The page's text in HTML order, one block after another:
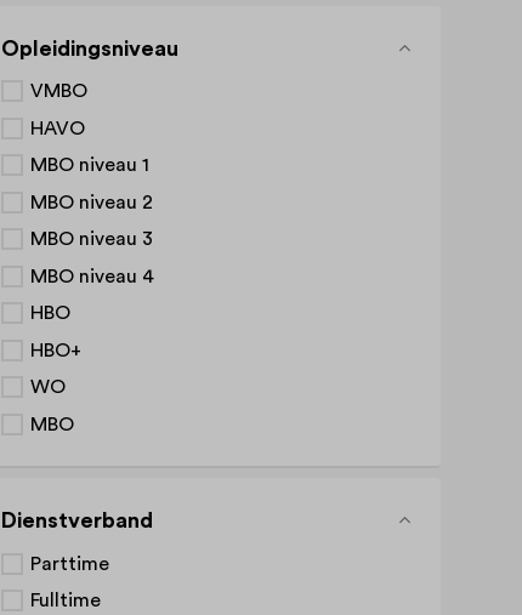
Opleidingsniveau
VMBO
HAVO
MBO niveau 1
MBO niveau 2
MBO niveau 3
MBO niveau 4
HBO
HBO+
WO
MBO
Dienstverband
Parttime
Fulltime